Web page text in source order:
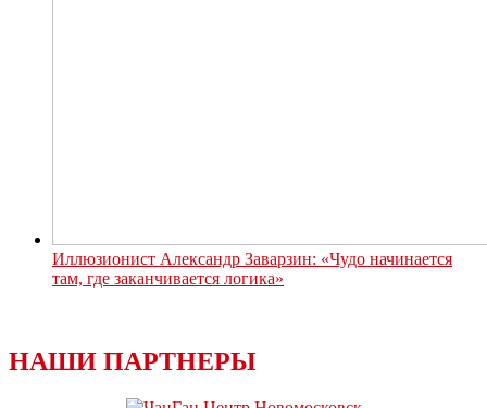
Иллюзионист Александр Заварзин: «Чудо начинается
там, где заканчивается логика»
НАШИ ПАРТНЕРЫ